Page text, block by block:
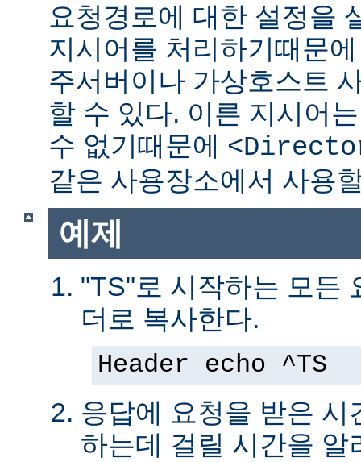
요청경로에 대한 설정을
지시어를 처리하기때문
주서버이나 가상호스트
할 수 있다. 이른 지시어
수 없기때문에
같은 사용장소에서 사용
예제
"TS"로 시작하는 모든
더로 복사한다.
Header echo ^TS
응답에 요청을 받은 시
하는데 걸릴 시간을